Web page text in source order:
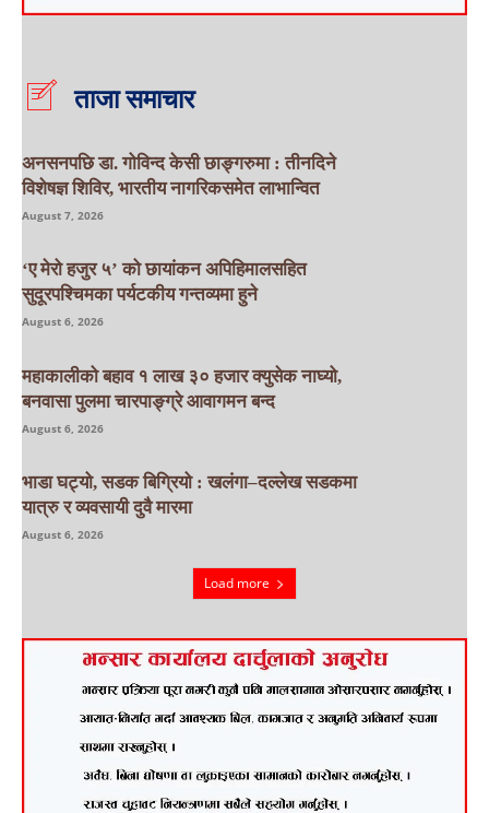
ताजा समाचार
अनसनपछि डा. गोविन्द केसी छाङ्गरुमा : तीनदिने
विशेषज्ञ शिविर, भारतीय नागरिकसमेत लाभान्वित
August 7, 2026
‘ए मेरो हजुर ५’ को छायांकन अपिहिमालसहित
सुदूरपश्चिमका पर्यटकीय गन्तव्यमा हुने
August 6, 2026
महाकालीको बहाव १ लाख ३० हजार क्युसेक नाघ्यो,
बनवासा पुलमा चारपाङ्ग्रे आवागमन बन्द
August 6, 2026
भाडा घट्यो, सडक बिग्रियो : खलंगा–दल्लेख सडकमा
यात्रु र व्यवसायी दुवै मारमा
August 6, 2026
Load more